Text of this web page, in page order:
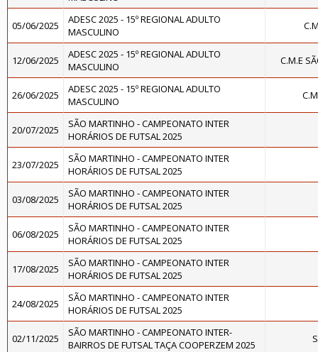
05/06/2025
ADESC 2025 - 15º REGIONAL ADULTO
MASCULINO
12/06/2025
ADESC 2025 - 15º REGIONAL ADULTO
MASCULINO
C.M.E
26/06/2025
ADESC 2025 - 15º REGIONAL ADULTO
MASCULINO
20/07/2025
SÃO MARTINHO - CAMPEONATO INTER
HORÁRIOS DE FUTSAL 2025
23/07/2025
SÃO MARTINHO - CAMPEONATO INTER
HORÁRIOS DE FUTSAL 2025
03/08/2025
SÃO MARTINHO - CAMPEONATO INTER
HORÁRIOS DE FUTSAL 2025
06/08/2025
SÃO MARTINHO - CAMPEONATO INTER
HORÁRIOS DE FUTSAL 2025
17/08/2025
SÃO MARTINHO - CAMPEONATO INTER
HORÁRIOS DE FUTSAL 2025
24/08/2025
SÃO MARTINHO - CAMPEONATO INTER
HORÁRIOS DE FUTSAL 2025
02/11/2025
SÃO MARTINHO - CAMPEONATO INTER-
BAIRROS DE FUTSAL TAÇA COOPERZEM 2025